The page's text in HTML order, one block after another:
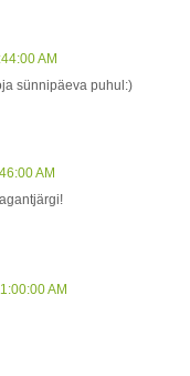
AM
sünnipäeva puhul:)
AM
AM